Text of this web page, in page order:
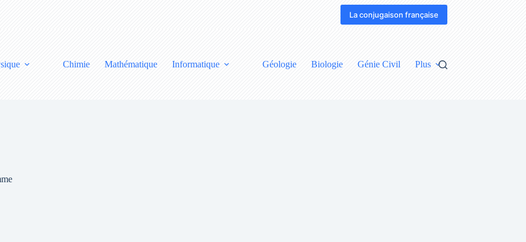
La conjugaison française
Chimie Mathématique Informatique Géologie Biologie Génie Civil Plus